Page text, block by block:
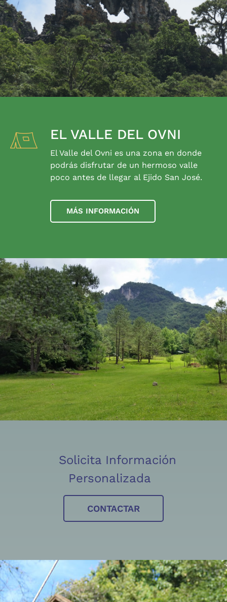
EL VALLE DEL OVNI
El Valle del Ovni es una zona en donde
podrás disfrutar de un hermoso valle
poco antes de llegar al Ejido San José.
MÁS INFORMACIÓN
Solicita Información
Personalizada
CONTACTAR